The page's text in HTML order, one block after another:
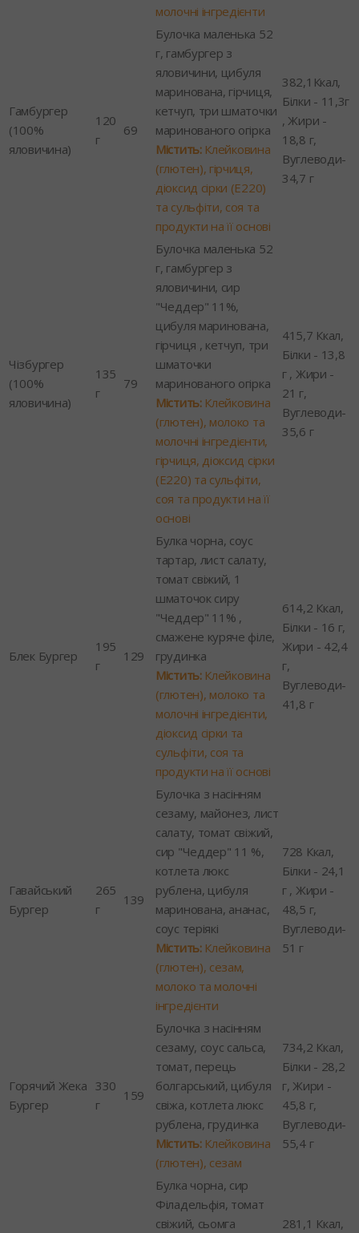
молочні інгредієнти
Гамбургер
(100%
яловичина)
120
г
69
Булочка маленька 52
г, гамбургер з
яловичини, цибуля
маринована, гірчиця,
кетчуп, три шматочки
маринованого огірка
Містить:Клейковина
(глютен), гірчиця,
діоксид сірки (Е220)
та сульфіти, соя та
продукти на її основі
382,1Ккал,
Білки - 11,3г
, Жири -
18,8 г,
Вуглеводи-
34,7 г
Чізбургер
(100%
яловичина)
135
г
79
Булочка маленька 52
г, гамбургер з
яловичини, сир
"Чеддер" 11%,
цибуля маринована,
гірчиця , кетчуп, три
шматочки
маринованого огірка
Містить:Клейковина
(глютен), молоко та
молочні інгредієнти,
гірчиця, діоксид сірки
(Е220) та сульфіти,
соя та продукти на її
основі
415,7 Ккал,
Білки - 13,8
г , Жири -
21 г,
Вуглеводи-
35,6 г
Блек Бургер
195
г
129
Булка чорна, соус
тартар, лист салату,
томат свіжий, 1
шматочок сиру
"Чеддер" 11% ,
смажене куряче філе,
грудинка
Містить:Клейковина
(глютен), молоко та
молочні інгредієнти,
діоксид сірки та
сульфіти, соя та
продукти на її основі
614,2 Ккал,
Білки - 16 г,
Жири - 42,4
г,
Вуглеводи-
41,8 г
Гавайський
Бургер
265
г
139
Булочка з насінням
сезаму, майонез, лист
салату, томат свіжий,
сир "Чеддер" 11 %,
котлета люкс
рублена, цибуля
маринована, ананас,
соус теріякі
Містить:Клейковина
(глютен), сезам,
молоко та молочні
інгредієнти
728 Ккал,
Білки - 24,1
г , Жири -
48,5 г,
Вуглеводи-
51 г
Горячий Жека
Бургер
330
г
159
Булочка з насінням
сезаму, соус сальса,
томат, перець
болгарський, цибуля
свіжа, котлета люкс
рублена, грудинка
Містить:Клейковина
(глютен), сезам
734,2 Ккал,
Білки - 28,2
г, Жири -
45,8 г,
Вуглеводи-
55,4 г
Булка чорна, сир
Філадельфія, томат
свіжий, сьомга
281,1 Ккал,